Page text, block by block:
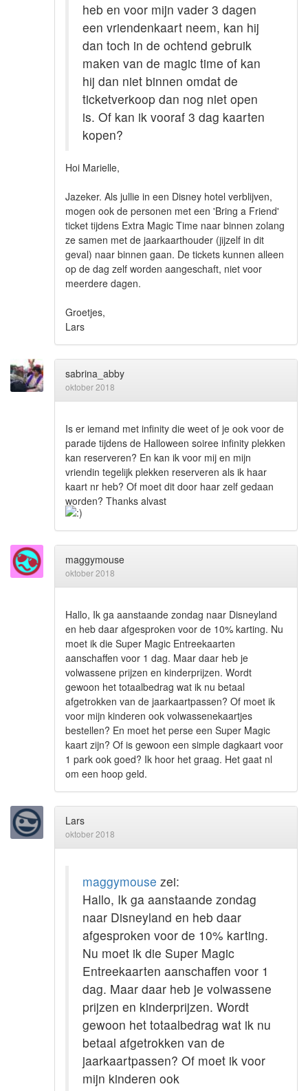
heb en voor mijn vader 3 dagen
een vriendenkaart neem, kan hij
dan toch in de ochtend gebruik
maken van de magic time of kan
hij dan niet binnen omdat de
ticketverkoop dan nog niet open
is. Of kan ik vooraf 3 dag kaarten
kopen?
Hoi Marielle,
Jazeker. Als jullie in een Disney hotel verblijven,
mogen ook de personen met een 'Bring a Friend'
ticket tijdens Extra Magic Time naar binnen zolang
ze samen met de jaarkaarthouder (jijzelf in dit
geval) naar binnen gaan. De tickets kunnen alleen
op de dag zelf worden aangeschaft, niet voor
meerdere dagen.
Groetjes,
Lars
sabrina_abby
oktober 2018
Is er iemand met infinity die weet of je ook voor de
parade tijdens de Halloween soiree infinity plekken
kan reserveren? En kan ik voor mij en mijn
vriendin tegelijk plekken reserveren als ik haar
kaart nr heb? Of moet dit door haar zelf gedaan
worden? Thanks alvast
maggymouse
oktober 2018
Hallo, Ik ga aanstaande zondag naar Disneyland
en heb daar afgesproken voor de 10% karting. Nu
moet ik die Super Magic Entreekaarten
aanschaffen voor 1 dag. Maar daar heb je
volwassene prijzen en kinderprijzen. Wordt
gewoon het totaalbedrag wat ik nu betaal
afgetrokken van de jaarkaartpassen? Of moet ik
voor mijn kinderen ook volwassenekaartjes
bestellen? En moet het perse een Super Magic
kaart zijn? Of is gewoon een simple dagkaart voor
1 park ook goed? Ik hoor het graag. Het gaat nl
om een hoop geld.
Lars
oktober 2018
maggymouse zei:
Hallo, Ik ga aanstaande zondag
naar Disneyland en heb daar
afgesproken voor de 10% karting.
Nu moet ik die Super Magic
Entreekaarten aanschaffen voor 1
dag. Maar daar heb je volwassene
prijzen en kinderprijzen. Wordt
gewoon het totaalbedrag wat ik nu
betaal afgetrokken van de
jaarkaartpassen? Of moet ik voor
mijn kinderen ook